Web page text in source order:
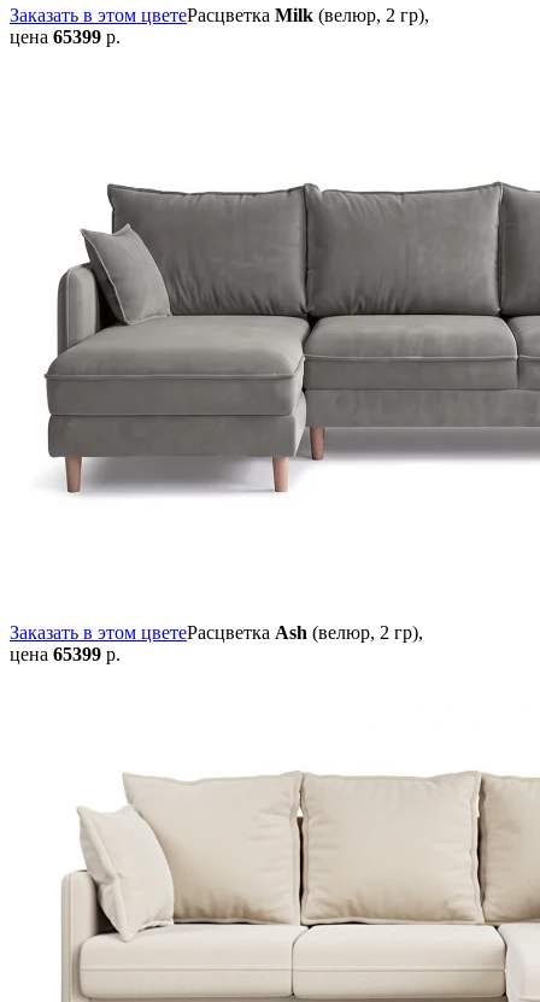
Заказать в этом цветеРасцветка Milk (велюр, 2 гр),
цена 65399 р.
Заказать в этом цветеРасцветка Ash (велюр, 2 гр),
цена 65399 р.